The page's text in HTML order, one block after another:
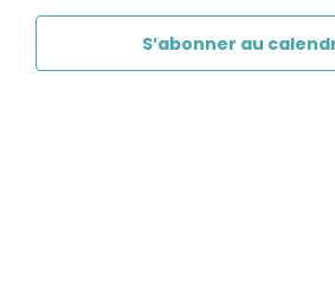
S’abonner au